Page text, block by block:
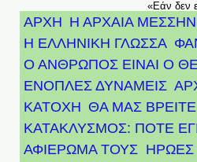
«Εάν δεν
ΑΡΧΗ Η ΑΡΧΑΙΑ
Η ΕΛΛΗΝΙΚΗ ΓΛΩΣΣΑ
Ο ΑΝΘΡΩΠΟΣ ΕΙΝΑΙ Ο
ΕΝΟΠΛΕΣ ΔΥΝΑΜΕΙΣ
ΚΑΤΟΧΗ ΘΑ ΜΑΣ
ΚΑΤΑΚΛΥΣΜΟΣ: ΠΟΤΕ
ΑΦΙΈΡΩΜΑ ΤΟΥΣ ΉΡΩΕΣ